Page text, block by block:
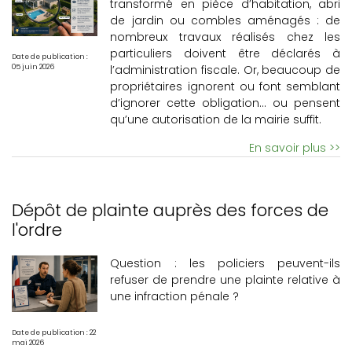
Date de publication :
05 juin 2026
transformé en pièce d’habitation, abri
de jardin ou combles aménagés : de
nombreux travaux réalisés chez les
particuliers doivent être déclarés à
l’administration fiscale. Or, beaucoup de
propriétaires ignorent ou font semblant
d’ignorer cette obligation… ou pensent
qu’une autorisation de la mairie suffit.
En savoir plus >>
Dépôt de plainte auprès des forces de
l'ordre
Date de publication : 22
mai 2026
Question : les policiers peuvent-ils
refuser de prendre une plainte relative à
une infraction pénale ?